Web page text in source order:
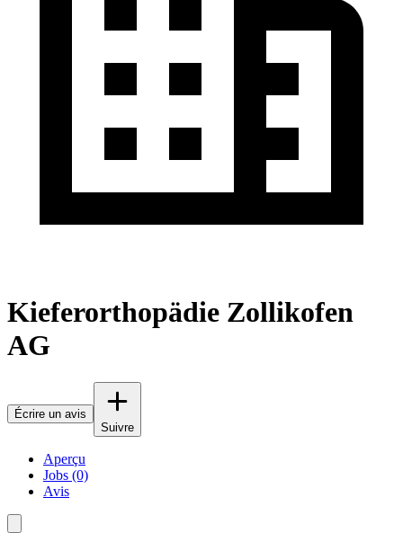
Kieferorthopädie Zollikofen
AG
Écrire un avis
Suivre
Aperçu
Jobs (0)
Avis